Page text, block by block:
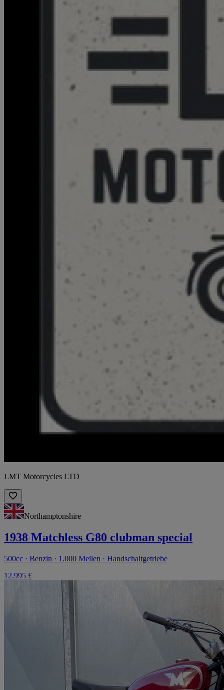
LMT Motorcycles LTD
Northamptonshire
1938 Matchless G80 clubman special
500cc · Benzin · 1.000 Meilen · Handschaltgetriebe
12.995 £